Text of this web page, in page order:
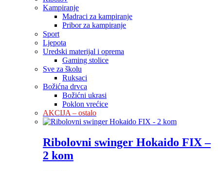
Kampiranje
Madraci za kampiranje
Pribor za kampiranje
Sport
Ljepota
Uredski materijal i oprema
Gaming stolice
Sve za školu
Ruksaci
Božićna drvca
Božićni ukrasi
Poklon vrećice
AKCIJA – ostalo
Ribolovni swinger Hokaido FIX –
2 kom